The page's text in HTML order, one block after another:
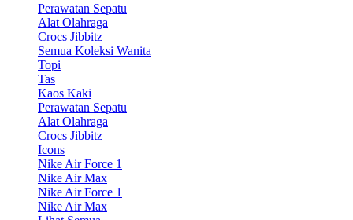
Perawatan Sepatu
Alat Olahraga
Crocs Jibbitz
Semua Koleksi Wanita
Topi
Tas
Kaos Kaki
Perawatan Sepatu
Alat Olahraga
Crocs Jibbitz
Icons
Nike Air Force 1
Nike Air Max
Nike Air Force 1
Nike Air Max